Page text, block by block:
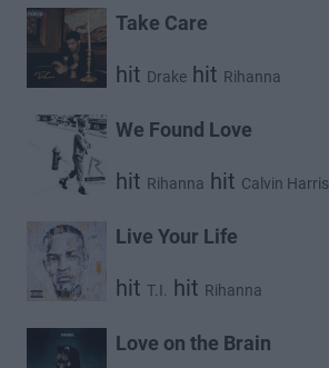
Take Care
hit Drake hit Rihanna
We Found Love
hit Rihanna hit Calvin Harris
Live Your Life
hit T.I. hit Rihanna
Love on the Brain